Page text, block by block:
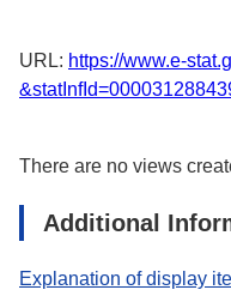
URL: https://www.e-
There are no views
Additional
Explanation of display